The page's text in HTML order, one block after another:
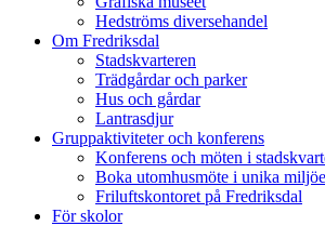
Hedströms diversehandel
Om Fredriksdal
Stadskvarteren
Trädgårdar och parker
Hus och gårdar
Lantrasdjur
Gruppaktiviteter och konferens
Konferens och möten i
Boka utomhusmöte i unika
Friluftskontoret på Fredriksdal
För skolor